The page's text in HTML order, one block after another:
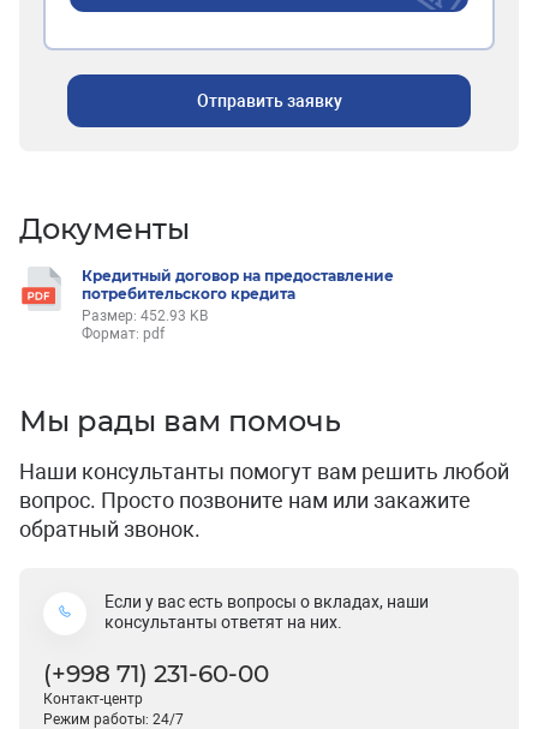
Отправить заявку
Документы
Кредитный договор на предоставление
потребительского кредита
Размер: 452.93 KB
Формат: pdf
Мы рады вам помочь
Наши консультанты помогут вам решить любой
вопрос. Просто позвоните нам или закажите
обратный звонок.
Если у вас есть вопросы о вкладах, наши
консультанты ответят на них.
(+998 71) 231-60-00
Контакт-центр
Режим работы: 24/7